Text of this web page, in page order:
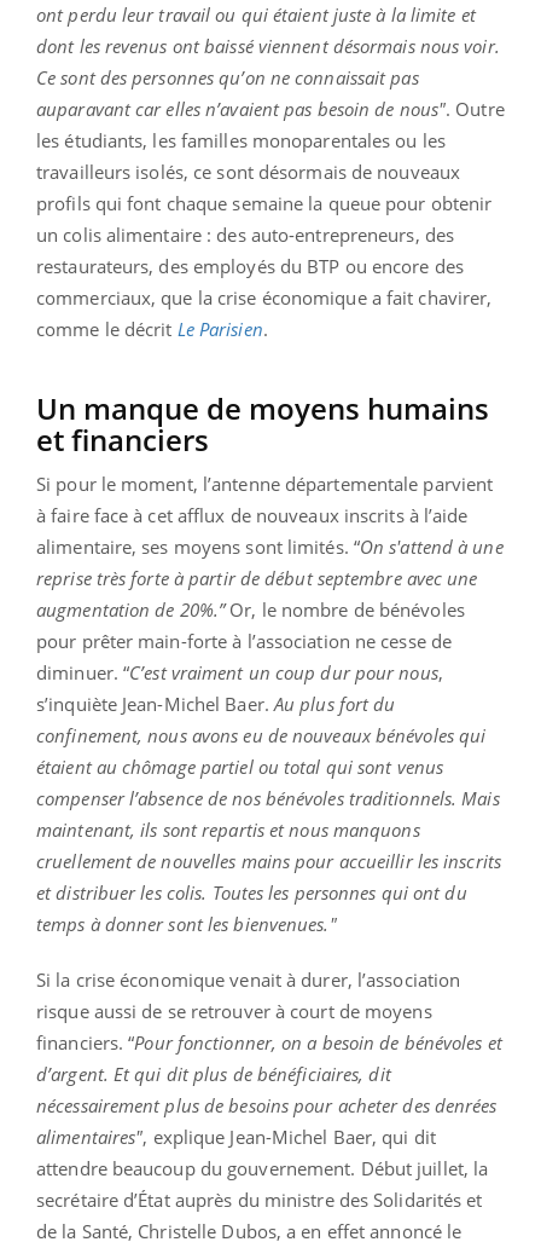
ont perdu leur travail ou qui étaient juste à la limite et
dont les revenus ont baissé viennent désormais nous voir.
Ce sont des personnes qu’on ne connaissait pas
auparavant car elles n’avaient pas besoin de nous". Outre
les étudiants, les familles monoparentales ou les
travailleurs isolés, ce sont désormais de nouveaux
profils qui font chaque semaine la queue pour obtenir
un colis alimentaire : des auto-entrepreneurs, des
restaurateurs, des employés du BTP ou encore des
commerciaux, que la crise économique a fait chavirer,
comme le décrit Le Parisien.
Un manque de moyens humains
et financiers
Si pour le moment, l’antenne départementale parvient
à faire face à cet afflux de nouveaux inscrits à l’aide
alimentaire, ses moyens sont limités. “On s'attend à une
reprise très forte à partir de début septembre avec une
augmentation de 20%.”Or, le nombre de bénévoles
pour prêter main-forte à l’association ne cesse de
diminuer. “C’est vraiment un coup dur pour nous,
s’inquiète Jean-Michel Baer. Au plus fort du
confinement, nous avons eu de nouveaux bénévoles qui
étaient au chômage partiel ou total qui sont venus
compenser l’absence de nos bénévoles traditionnels. Mais
maintenant, ils sont repartis et nous manquons
cruellement de nouvelles mains pour accueillir les inscrits
et distribuer les colis. Toutes les personnes qui ont du
temps à donner sont les bienvenues."
Si la crise économique venait à durer, l’association
risque aussi de se retrouver à court de moyens
financiers. “Pour fonctionner, on a besoin de bénévoles et
d’argent. Et qui dit plus de bénéficiaires, dit
nécessairement plus de besoins pour acheter des denrées
alimentaires", explique Jean-Michel Baer, qui dit
attendre beaucoup du gouvernement. Début juillet, la
secrétaire d’État auprès du ministre des Solidarités et
de la Santé, Christelle Dubos, a en effet annoncé le